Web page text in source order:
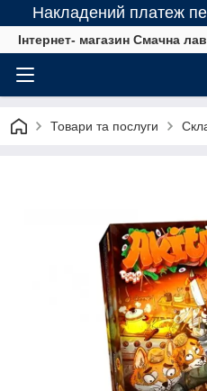
Накладений платеж
Інтернет- магазин Смачна
Товари та послуги